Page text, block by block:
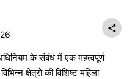
के संबंध में एक महत्वपूर्ण
क्षेत्रों की विशिष्ट महिला